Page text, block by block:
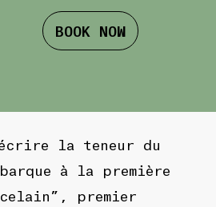
BOOK NOW
la teneur du
à la première
premier